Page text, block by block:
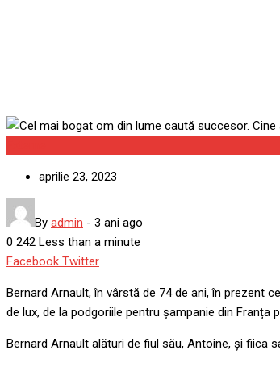
aprilie 23, 2023
By admin - 3 ani ago
0 242 Less than a minute
Facebook TwitterGoogle+
LinkedIn
Whatsapp
StumbleUpon
Tumblr
Pinterest
Reddit
Share
Email
Print
Bernard Arnault, în vârstă de 74 de ani, în prezent
de lux, de la podgoriile pentru șampanie din
Bernard Arnault alături de fiul său, Antoine, și fiica